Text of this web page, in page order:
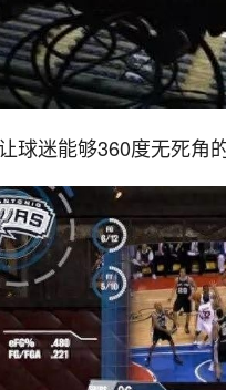
球迷能够360度无死角